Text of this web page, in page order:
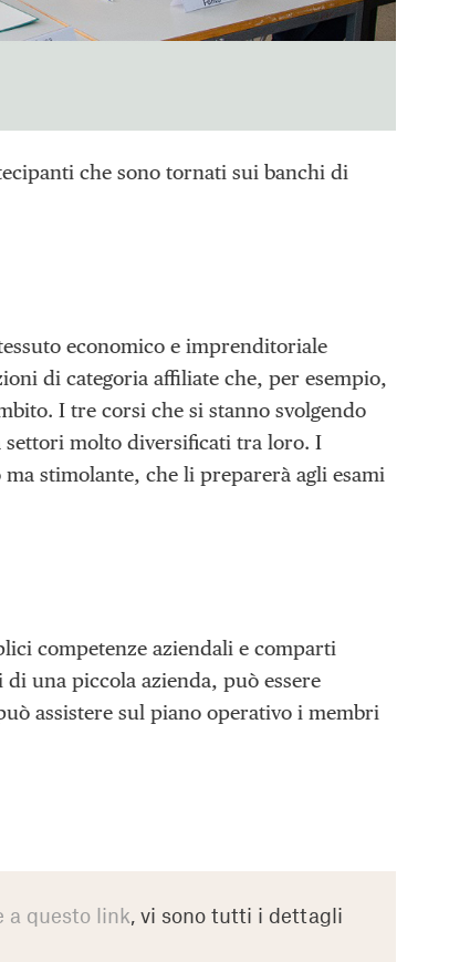
che sono tornati sui banchi di
economico e imprenditoriale
di categoria affiliate che, per esempio,
I tre corsi che si stanno svolgendo
settori molto diversificati tra loro. I
stimolante, che li preparerà agli esami
competenze aziendali e comparti
una piccola azienda, può essere
assistere sul piano operativo i membri
a questo link, vi sono tutti i dettagli